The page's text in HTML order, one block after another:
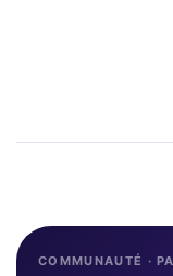
COMMUNAUTÉ ·